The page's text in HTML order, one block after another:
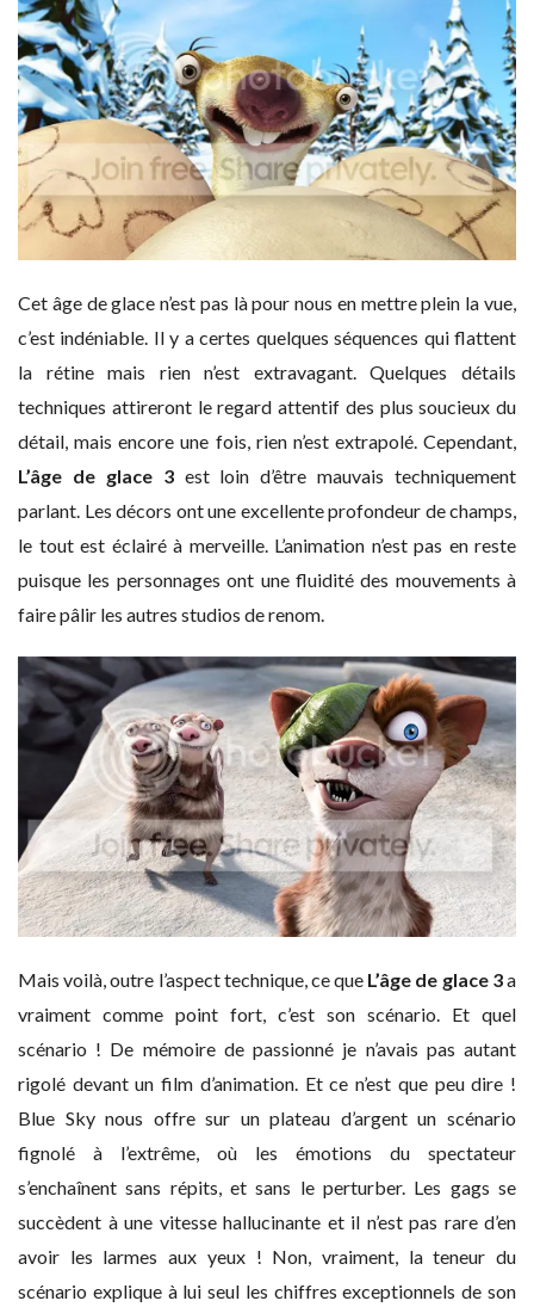
Cet âge de glace n’est pas là pour nous en mettre plein la vue,
c’est indéniable. Il y a certes quelques séquences qui flattent
la rétine mais rien n’est extravagant. Quelques détails
techniques attireront le regard attentif des plus soucieux du
détail, mais encore une fois, rien n’est extrapolé. Cependant,
L’âge de glace 3est loin d’être mauvais techniquement
parlant. Les décors ont une excellente profondeur de champs,
le tout est éclairé à merveille. L’animation n’est pas en reste
puisque les personnages ont une fluidité des mouvements à
faire pâlir les autres studios de renom.
Mais voilà, outre l’aspect technique, ce que L’âge de glace 3a
vraiment comme point fort, c’est son scénario. Et quel
scénario ! De mémoire de passionné je n’avais pas autant
rigolé devant un film d’animation. Et ce n’est que peu dire !
Blue Sky nous offre sur un plateau d’argent un scénario
fignolé à l’extrême, où les émotions du spectateur
s’enchaînent sans répits, et sans le perturber. Les gags se
succèdent à une vitesse hallucinante et il n’est pas rare d’en
avoir les larmes aux yeux ! Non, vraiment, la teneur du
scénario explique à lui seul les chiffres exceptionnels de son